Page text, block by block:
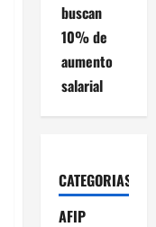
buscan
10% de
aumento
salarial
CATEGORIAS
AFIP